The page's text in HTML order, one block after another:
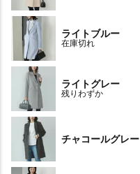
ライトブルー
在庫切れ
ライトグレー
残りわずか
チャコールグレー